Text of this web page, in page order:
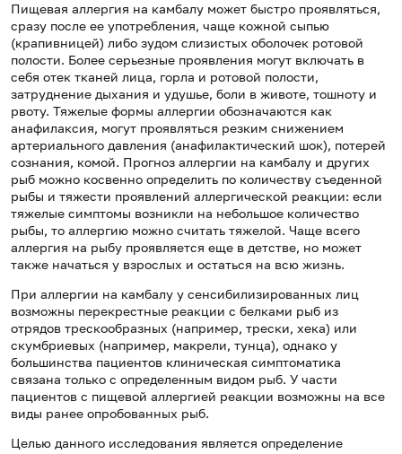
Пищевая аллергия на камбалу может быстро проявляться,
сразу после ее употребления, чаще кожной сыпью
(крапивницей) либо зудом слизистых оболочек ротовой
полости. Более серьезные проявления могут включать в
себя отек тканей лица, горла и ротовой полости,
затруднение дыхания и удушье, боли в животе, тошноту и
рвоту. Тяжелые формы аллергии обозначаются как
анафилаксия, могут проявляться резким снижением
артериального давления (анафилактический шок), потерей
сознания, комой. Прогноз аллергии на камбалу и других
рыб можно косвенно определить по количеству съеденной
рыбы и тяжести проявлений аллергической реакции: если
тяжелые симптомы возникли на небольшое количество
рыбы, то аллергию можно считать тяжелой. Чаще всего
аллергия на рыбу проявляется еще в детстве, но может
также начаться у взрослых и остаться на всю жизнь.
При аллергии на камбалу у сенсибилизированных лиц
возможны перекрестные реакции с белками рыб из
отрядов трескообразных (например, трески, хека) или
скумбриевых (например, макрели, тунца), однако у
большинства пациентов клиническая симптоматика
связана только с определенным видом рыб. У части
пациентов с пищевой аллергией реакции возможны на все
виды ранее опробованных рыб.
Целью данного исследования является определение